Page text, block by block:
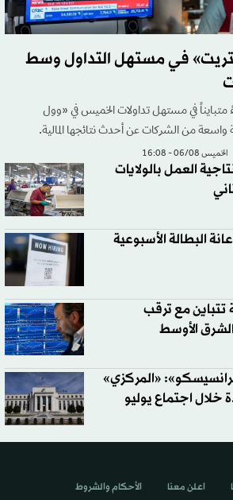
في مستهل التداول وسط
متبايناً في مستهل تداولات الخميس في «وول
من الشركات عن أحدث نتائجها المالية.
الخميس 06/08 - 16:08
العمل بالولايات
البطالة الأسبوعية
تتباين مع ترقب
الأوسط
«المركزي»
خلال اجتماع يوليو
اعلن معنا الأحكام والشروط